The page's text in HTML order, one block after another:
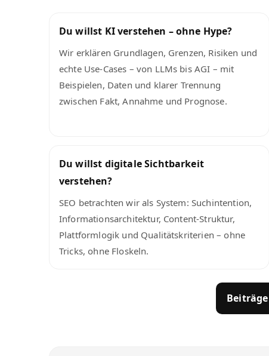
Du willst KI verstehen – ohne Hype?
Wir erklären Grundlagen, Grenzen, Risiken und
echte Use-Cases – von LLMs bis AGI – mit
Beispielen, Daten und klarer Trennung
zwischen Fakt, Annahme und Prognose.
Du willst digitale Sichtbarkeit
verstehen?
SEO betrachten wir als System: Suchintention,
Informationsarchitektur, Content-Struktur,
Plattformlogik und Qualitätskriterien – ohne
Tricks, ohne Floskeln.